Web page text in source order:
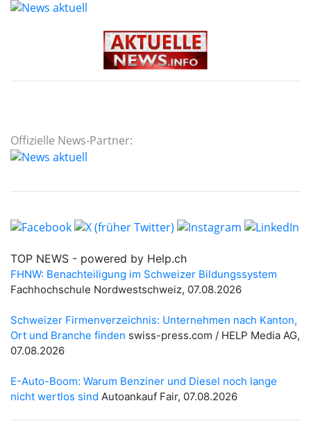
Offizielle News-Partner: